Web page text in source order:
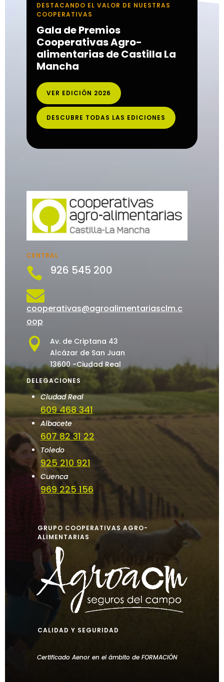
DESTACANDO EL VALOR DE NUESTRAS
COOPERATIVAS
Gala de Premios
Cooperativas Agro-
alimentarias de Castilla La
Mancha
VER EDICIÓN 2026
DESCUBRE TODAS LAS EDICIONES
CENTRAL
 926 545 200

cooperativas@agroalimentariasclm.c
oop

Av. de Criptana 43
Alcázar de San Juan
13600 -Ciudad Real
DELEGACIONES
Ciudad Real
609 468 341
Albacete
607 82 31 22
Toledo
925 210 921
Cuenca
969 225 156
GRUPO COOPERATIVAS AGRO-
ALIMENTARIAS
CALIDAD Y SEGURIDAD
Certificado Aenor en el ámbito de FORMACIÓN